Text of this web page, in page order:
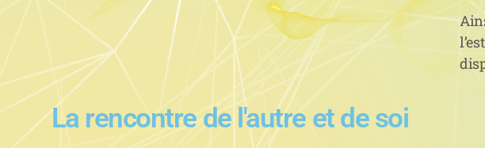
La rencontre de l'autre et de soi